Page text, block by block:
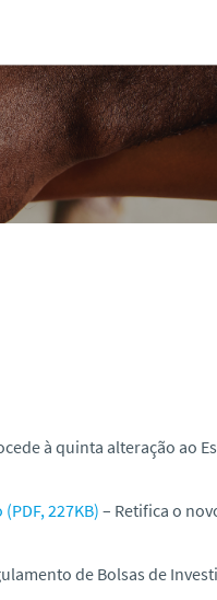
à quinta alteração ao
227KB)– Retifica o
de Bolsas de